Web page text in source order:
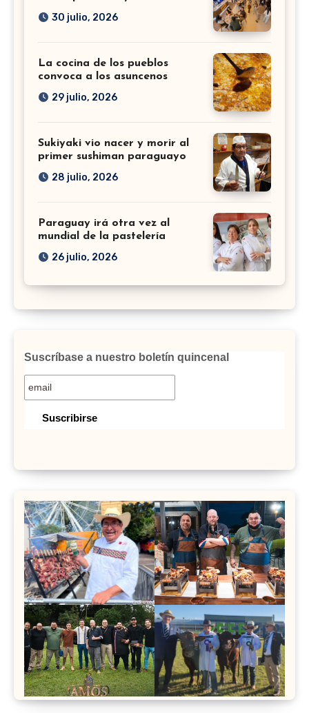
30 julio, 2026
La cocina de los pueblos
convoca a los asuncenos
29 julio, 2026
Sukiyaki vio nacer y morir al
primer sushiman paraguayo
28 julio, 2026
Paraguay irá otra vez al
mundial de la pastelería
26 julio, 2026
Suscríbase a nuestro boletín quincenal